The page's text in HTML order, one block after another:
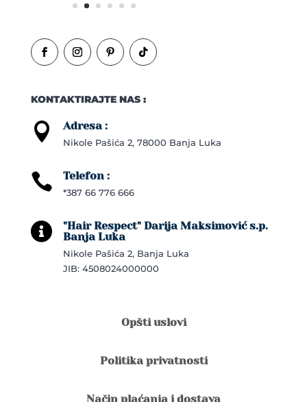
KONTAKTIRAJTE NAS :
 Adresa :
Nikole Pašića 2, 78000 Banja Luka
 Telefon :
*387 66 776 666

"Hair Respect" Darija Maksimović s.p.
Banja Luka
Nikole Pašića 2, Banja Luka
JIB: 4508024000000
Opšti uslovi
Politika privatnosti
Način plaćanja i dostava